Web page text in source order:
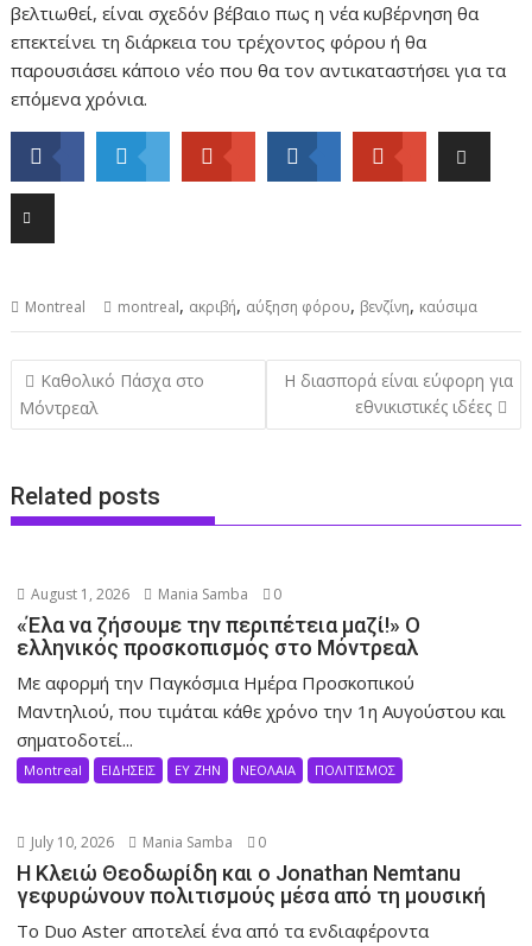
βελτιωθεί, είναι σχεδόν βέβαιο πως η νέα κυβέρνηση θα
επεκτείνει τη διάρκεια του τρέχοντος φόρου ή θα
παρουσιάσει κάποιο νέο που θα τον αντικαταστήσει για τα
επόμενα χρόνια.
Montreal montreal, ακριβή, αύξηση φόρου, βενζίνη, καύσιμα
Post
navigation
Καθολικό Πάσχα στο
Μόντρεαλ
Η διασπορά είναι εύφορη για
εθνικιστικές ιδέες
Related posts
August 1, 2026 Mania Samba 0
«Έλα να ζήσουμε την περιπέτεια μαζί!» Ο
ελληνικός προσκοπισμός στο Μόντρεαλ
Με αφορμή την Παγκόσμια Ημέρα Προσκοπικού
Μαντηλιού, που τιμάται κάθε χρόνο την 1η Αυγούστου και
σηματοδοτεί...
Montreal ΕΙΔΗΣΕΙΣ ΕΥ ΖΗΝ ΝΕΟΛΑΙΑ ΠΟΛΙΤΙΣΜΟΣ
July 10, 2026 Mania Samba 0
Η Κλειώ Θεοδωρίδη και ο Jonathan Nemtanu
γεφυρώνουν πολιτισμούς μέσα από τη μουσική
Το Duo Aster αποτελεί ένα από τα ενδιαφέροντα